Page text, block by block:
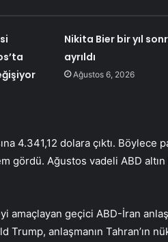
Nikita Bier bir yıl
ayrıldı
Ağustos 6, 2026
4.341,12 dolara çıktı.
gördü. Ağustos vadeli ABD
amaçlayan geçici ABD-İran
Trump, anlaşmanın Tahran’ın